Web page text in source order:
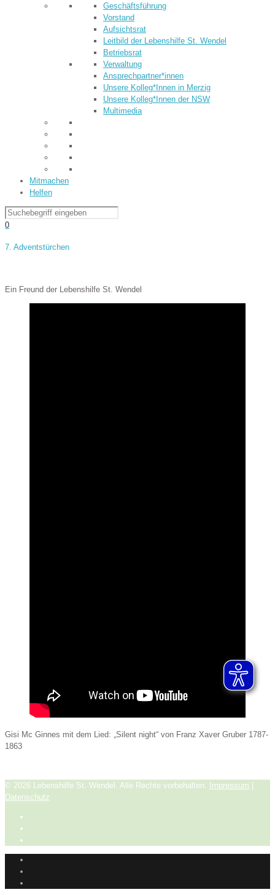
Geschäftsführung
Vorstand
Aufsichtsrat
Leitbild der Lebenshilfe St. Wendel
Betriebsrat
Verwaltung
Ansprechpartner*innen
Unsere Kolleg*Innen in Merzig
Unsere Kolleg*Innen der NSW
Multimedia
Mitmachen
Helfen
0
7. Adventstürchen
Ein Freund der Lebenshilfe St. Wendel
Gisi Mc Ginnes mit dem Lied: „Silent night“ von Franz Xaver Gruber 1787-
1863
© 2026 Lebenshilfe St. Wendel. Alle Rechte vorbehalten. Impressum |
Datenschutz